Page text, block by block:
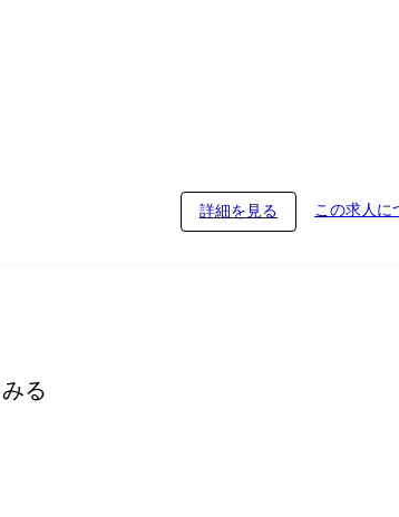
習得し、顧客業務への理解を深めていただくことを
詳細を見る この求人に
る